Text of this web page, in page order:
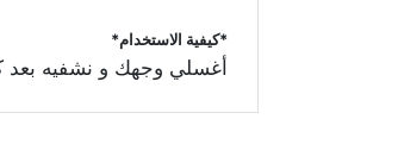
*كيفية الاستخدام*
أغسلي وجهك و نشفيه بعد كده حطي الماسك حول